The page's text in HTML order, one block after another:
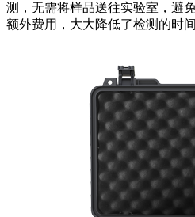
测，无需将样品送往实验室，避
额外费用，大大降低了检测的时